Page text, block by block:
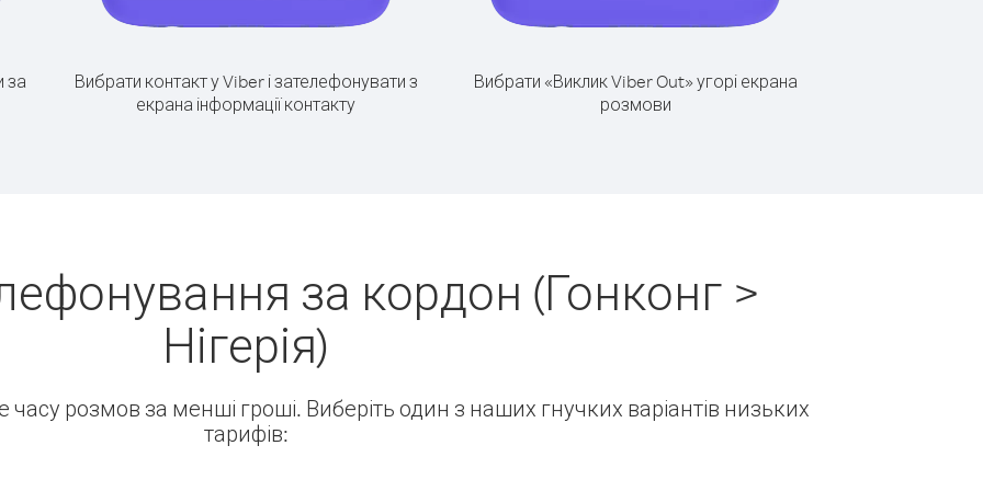
за
Вибрати контакт у Viber і зателефонувати з
екрана інформації контакту
Вибрати «Виклик Viber Out» угорі екрана
розмови
за кордон (Гонконг >
Нігерія)
часу розмов за менші гроші. Виберіть один з наших гнучких варіантів низьких
тарифів: